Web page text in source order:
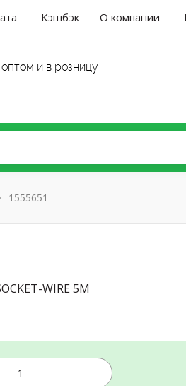
Кэшбэк О компании
и в розницу
1555651
WIRE 5M